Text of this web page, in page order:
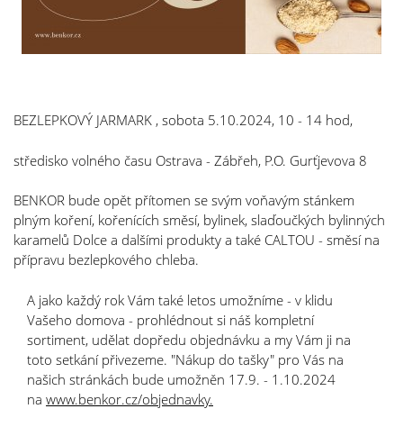
BEZLEPKOVÝ JARMARK , sobota 5.10.2024, 10 - 14 hod,
středisko volného času Ostrava - Zábřeh, P.O. Gurťjevova 8
BENKOR bude opět přítomen se svým voňavým stánkem
plným koření, kořenících směsí, bylinek, slaďoučkých bylinných
karamelů Dolce a dalšími produkty a také CALTOU - směsí na
přípravu bezlepkového chleba.
A jako každý rok Vám také letos umožníme - v klidu
Vašeho domova - prohlédnout si náš kompletní
sortiment, udělat dopředu objednávku a my Vám ji na
toto setkání přivezeme. "Nákup do tašky" pro Vás na
našich stránkách bude umožněn 17.9. - 1.10.2024
na www.benkor.cz/objednavky.